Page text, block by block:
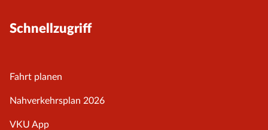
Schnellzugriff
Fahrt planen
Nahverkehrsplan 2026
VKU App